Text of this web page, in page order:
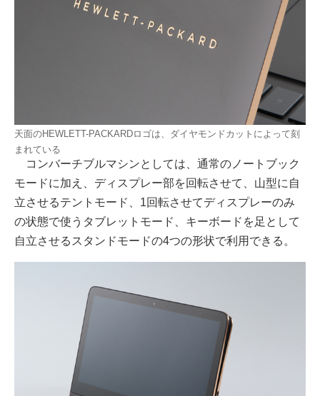
天面のHEWLETT-PACKARDロゴは、ダイヤモンドカットによって刻
まれている
コンバーチブルマシンとしては、通常のノートブック
モードに加え、ディスプレー部を回転させて、山型に自
立させるテントモード、1回転させてディスプレーのみ
の状態で使うタブレットモード、キーボードを足として
自立させるスタンドモードの4つの形状で利用できる。